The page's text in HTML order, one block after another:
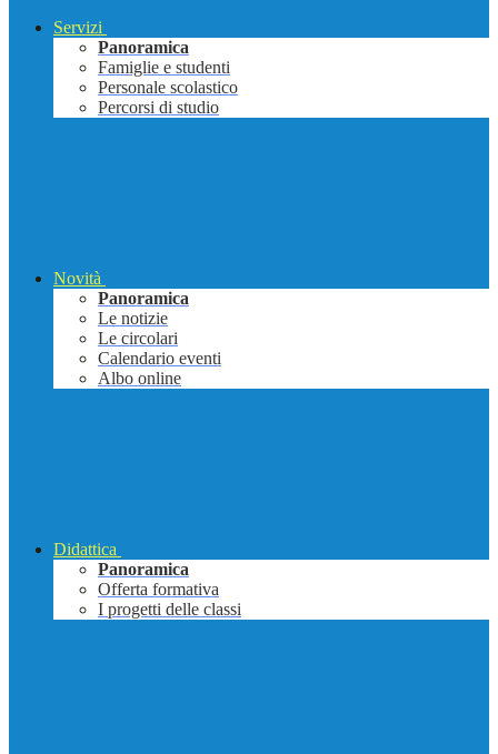
Servizi
Panoramica
Famiglie e studenti
Personale scolastico
Percorsi di studio
Novità
Panoramica
Le notizie
Le circolari
Calendario eventi
Albo online
Didattica
Panoramica
Offerta formativa
I progetti delle classi